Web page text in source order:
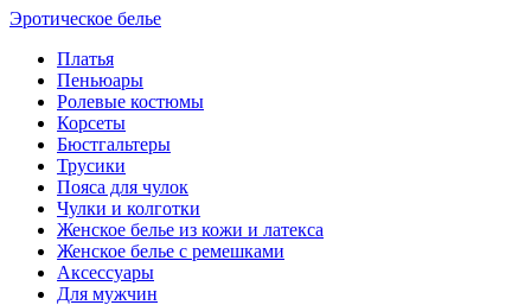
Эротическое белье
Платья
Пеньюары
Ролевые костюмы
Корсеты
Бюстгальтеры
Трусики
Пояса для чулок
Чулки и колготки
Женское белье из кожи и латекса
Женское белье с ремешками
Аксессуары
Для мужчин